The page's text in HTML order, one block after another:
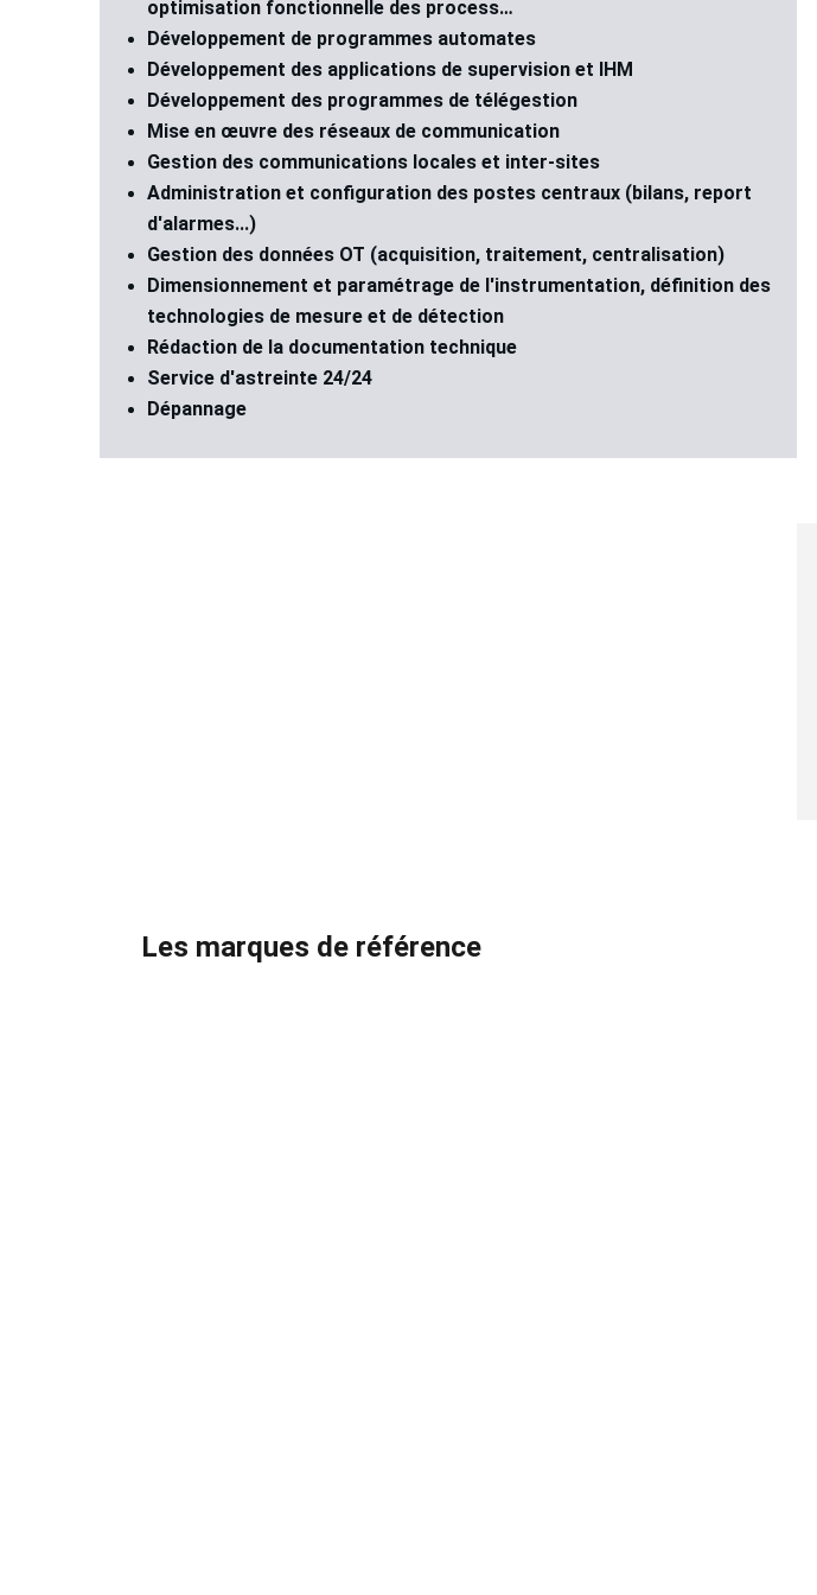
optimisation fonctionnelle des process…
Développement de programmes automates
Développement des applications de supervision et IHM
Développement des programmes de télégestion
Mise en œuvre des réseaux de communication
Gestion des communications locales et inter-sites
Administration et configuration des postes centraux (bilans, report
d'alarmes...)
Gestion des données OT (acquisition, traitement, centralisation)
Dimensionnement et paramétrage de l'instrumentation, définition des
technologies de mesure et de détection
Rédaction de la documentation technique
Service d'astreinte 24/24
Dépannage
Les marques de référence